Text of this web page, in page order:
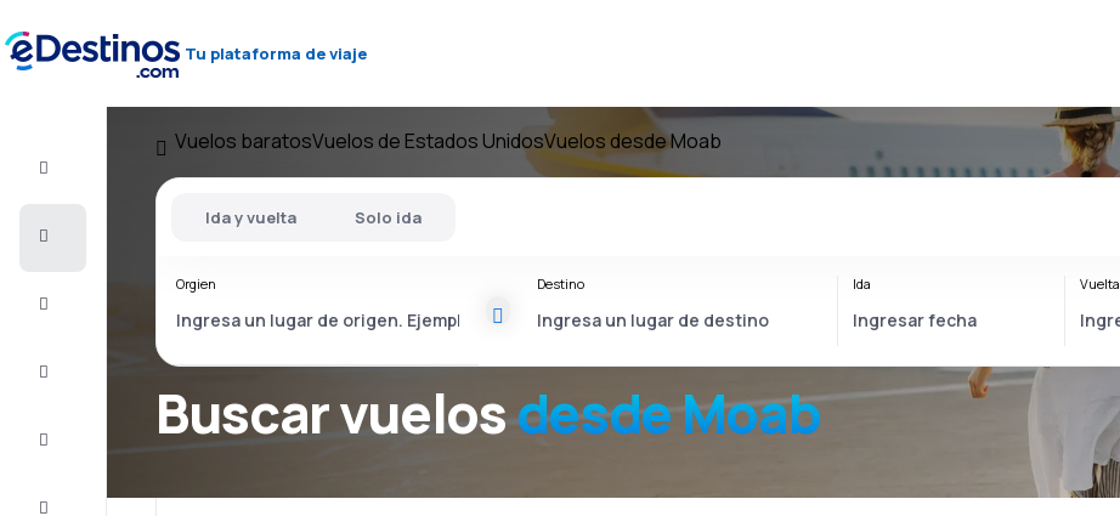
Tu plataforma de viaje
Inspiración
Vuelos baratosVuelos de Estados UnidosVuelos desde Moab
Buscar vuelosdesde Moab
Ida y vuelta Solo ida
Orgien Destino Ida Vuelta